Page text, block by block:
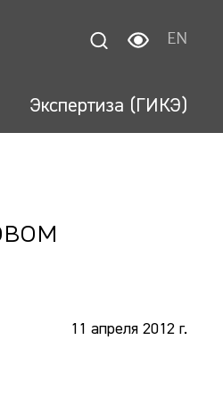
EN
Экспертиза (ГИКЭ)
11 апреля 2012 г.